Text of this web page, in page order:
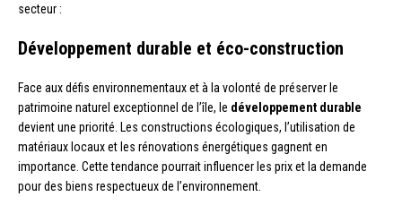
secteur :
Développement durable et éco-construction
Face aux défis environnementaux et à la volonté de préserver le
patrimoine naturel exceptionnel de l’île, le développement durable
devient une priorité. Les constructions écologiques, l’utilisation de
matériaux locaux et les rénovations énergétiques gagnent en
importance. Cette tendance pourrait influencer les prix et la demande
pour des biens respectueux de l’environnement.